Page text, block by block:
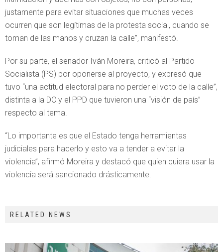
justamente para evitar situaciones que muchas veces
ocurren que son legítimas de la protesta social, cuando se
toman de las manos y cruzan la calle”, manifestó.
Por su parte, el senador Iván Moreira, criticó al Partido
Socialista (PS) por oponerse al proyecto, y expresó que
tuvo “una actitud electoral para no perder el voto de la calle”,
distinta a la DC y el PPD que tuvieron una “visión de país”
respecto al tema.
“Lo importante es que el Estado tenga herramientas
judiciales para hacerlo y esto va a tender a evitar la
violencia”, afirmó Moreira y destacó que quien quiera usar la
violencia será sancionado drásticamente.
RELATED NEWS